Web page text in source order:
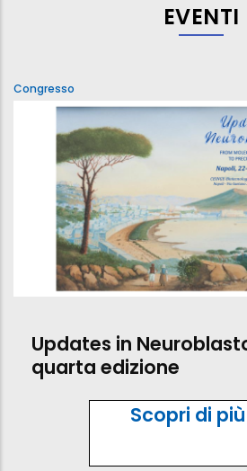
EVENTI
Congresso
Updates in
quarta edizione
Scopri di più